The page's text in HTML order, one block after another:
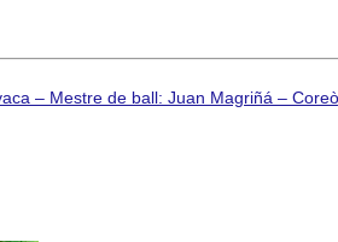
– Mestre de ball: Juan Magriñá –